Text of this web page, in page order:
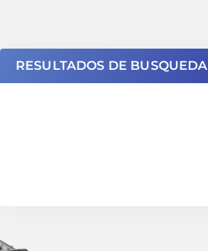
RESULTADOS DE BUSQUEDA